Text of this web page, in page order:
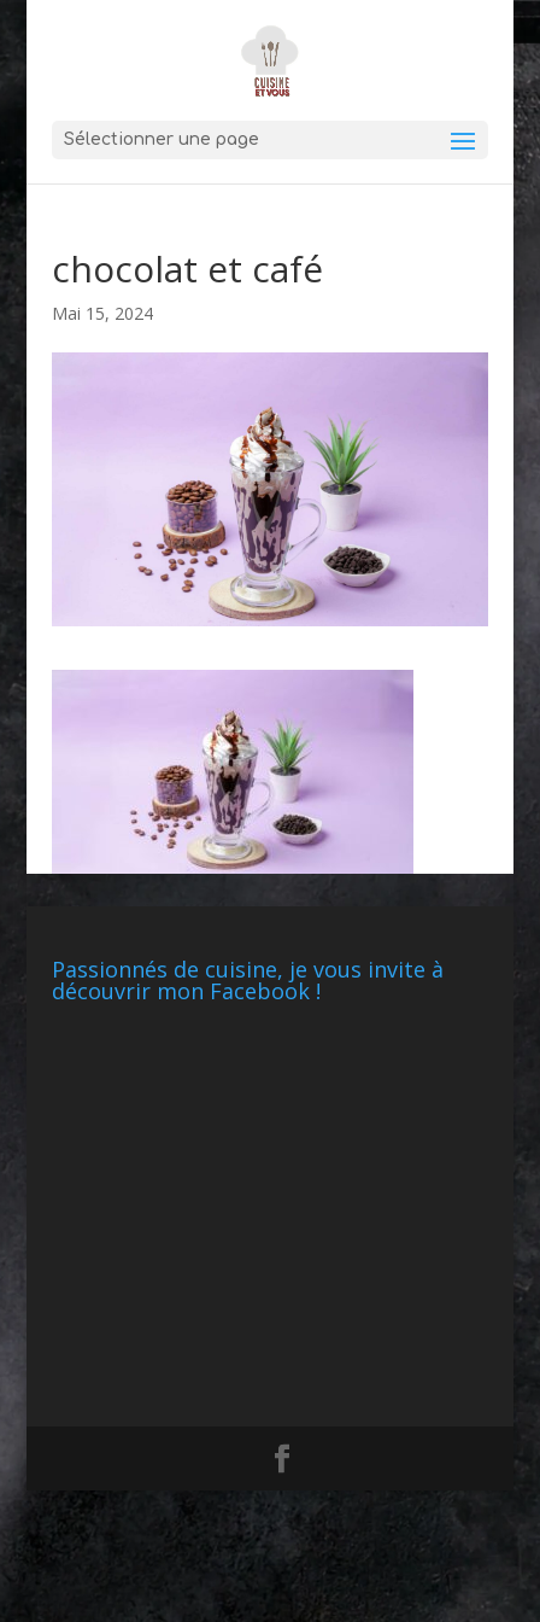
Sélectionner une page
chocolat et café
Mai 15, 2024
Passionnés de cuisine, je vous invite à
découvrir mon Facebook !